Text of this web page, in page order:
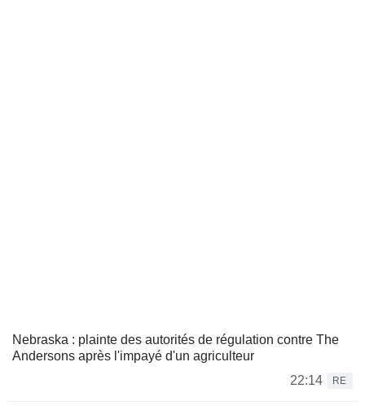
Nebraska : plainte des autorités de régulation contre The
Andersons après l'impayé d'un agriculteur
22:14
RE